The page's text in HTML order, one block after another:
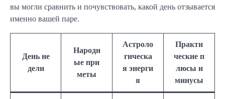
вы могли сравнить и почувствовать, какой день отзывается
именно вашей паре.
День не
дели
Народн
ые при
меты
Астроло
гическа
я энерги
я
Практи
ческие п
люсы и
минусы